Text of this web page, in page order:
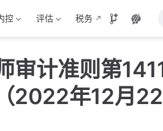
控 评估 税务
审计准则第
2022年12月22